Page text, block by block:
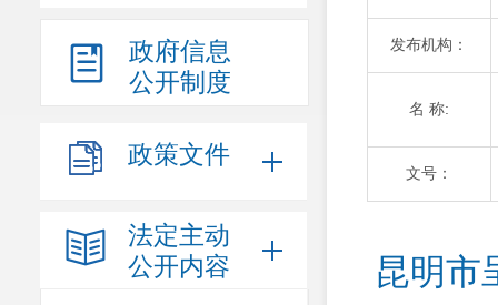
政府信息
公开制度
政策文件
法定主动
公开内容
发布机构：
名 称:
文号：
昆明市